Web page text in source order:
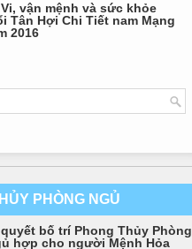
vận mệnh và sức khỏe
Tân Hợi Chi Tiết nam Mạng
2016
PHÒNG NGỦ
bố trí Phong Thủy Phòng
hợp cho người Mệnh Hỏa